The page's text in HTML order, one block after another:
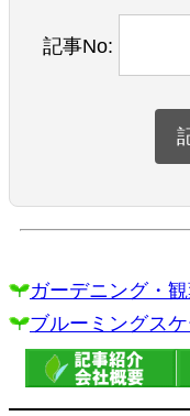
記事No:
ガーデニング・
ブルーミングス